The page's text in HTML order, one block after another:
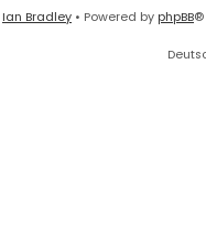
Ian Bradley • Powered by phpBB®